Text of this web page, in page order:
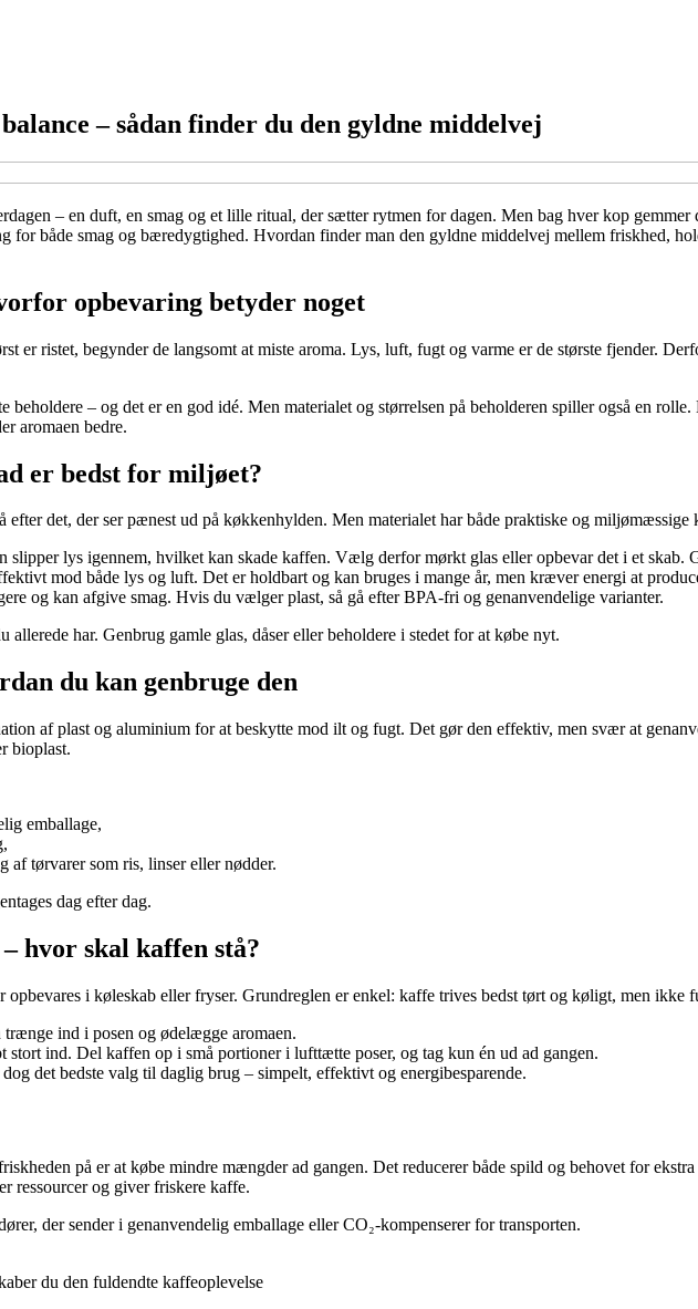
– sådan finder du den gyldne middelvej
– en duft, en smag og et lille ritual, der sætter rytmen for dagen. Men bag hver kop
for både smag og bæredygtighed. Hvordan finder man den gyldne middelvej mellem friskhed,
opbevaring betyder noget
er ristet, begynder de langsomt at miste aroma. Lys, luft, fugt og varme er de største fjender.
– og det er en god idé. Men materialet og størrelsen på beholderen spiller også en
aromaen bedre.
er bedst for miljøet?
det, der ser pænest ud på køkkenhylden. Men materialet har både praktiske og miljømæssige
slipper lys igennem, hvilket kan skade kaffen. Vælg derfor mørkt glas eller opbevar det i et
mod både lys og luft. Det er holdbart og kan bruges i mange år, men kræver energi at
og kan afgive smag. Hvis du vælger plast, så gå efter BPA-fri og genanvendelige varianter.
har. Genbrug gamle glas, dåser eller beholdere i stedet for at købe nyt.
du kan genbruge den
af plast og aluminium for at beskytte mod ilt og fugt. Det gør den effektiv, men svær at
bioplast.
emballage,
af tørvarer som ris, linser eller nødder.
dag efter dag.
hvor skal kaffen stå?
i køleskab eller fryser. Grundreglen er enkel: kaffe trives bedst tørt og køligt, men ikke
ind i posen og ødelægge aromaen.
stort ind. Del kaffen op i små portioner i lufttætte poser, og tag kun én ud ad gangen.
dog det bedste valg til daglig brug – simpelt, effektivt og energibesparende.
på er at købe mindre mængder ad gangen. Det reducerer både spild og behovet for
ressourcer og giver friskere kaffe.
der sender i genanvendelig emballage eller CO₂-kompenserer for transporten.
du den fuldendte kaffeoplevelse